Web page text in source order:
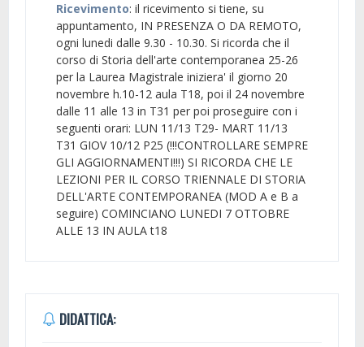
Ricevimento: il ricevimento si tiene, su
appuntamento, IN PRESENZA O DA REMOTO,
ogni lunedi dalle 9.30 - 10.30. Si ricorda che il
corso di Storia dell'arte contemporanea 25-26
per la Laurea Magistrale iniziera' il giorno 20
novembre h.10-12 aula T18, poi il 24 novembre
dalle 11 alle 13 in T31 per poi proseguire con i
seguenti orari: LUN 11/13 T29- MART 11/13
T31 GIOV 10/12 P25 (!!!CONTROLLARE SEMPRE
GLI AGGIORNAMENTI!!!) SI RICORDA CHE LE
LEZIONI PER IL CORSO TRIENNALE DI STORIA
DELL'ARTE CONTEMPORANEA (MOD A e B a
seguire) COMINCIANO LUNEDI 7 OTTOBRE
ALLE 13 IN AULA t18
DIDATTICA: